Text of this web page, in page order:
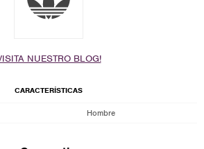
NUESTRO BLOG!
CARACTERÍSTICAS
Hombre